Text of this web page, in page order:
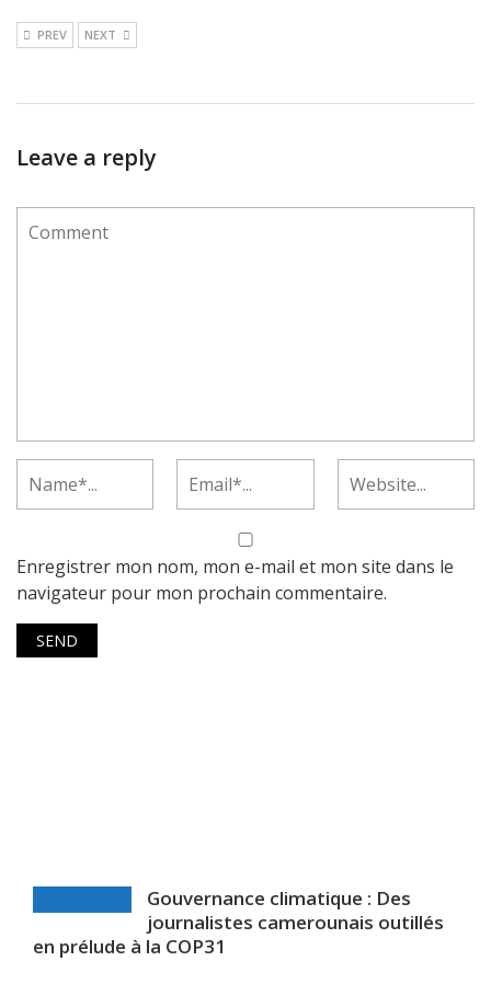
PREV NEXT
Leave a reply
Enregistrer mon nom, mon e-mail et mon site dans le
navigateur pour mon prochain commentaire.
Gouvernance climatique : Des
journalistes camerounais outillés
en prélude à la COP31